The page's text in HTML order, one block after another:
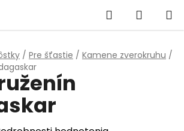
Hľadať
KOŠÍK
/ Pre šťastie / Kamene zverokruhu /